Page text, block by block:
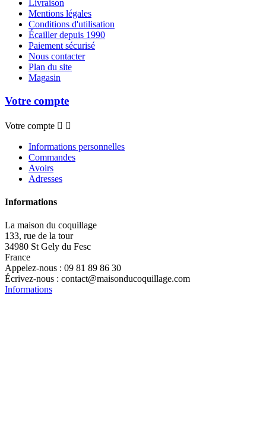
Livraison
Mentions légales
Conditions d'utilisation
Écailler depuis 1990
Paiement sécurisé
Nous contacter
Plan du site
Magasin
Votre compte
Votre compte  
Informations personnelles
Commandes
Avoirs
Adresses
Informations
La maison du coquillage
133, rue de la tour
34980 St Gely du Fesc
France
Appelez-nous : 09 81 89 86 30
Écrivez-nous : contact@maisonducoquillage.com
Informations